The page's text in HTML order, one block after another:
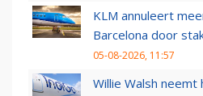
KLM annuleert
Barcelona door
05-08-2026, 11:57
Willie Walsh